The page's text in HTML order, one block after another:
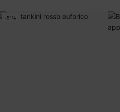
-51%